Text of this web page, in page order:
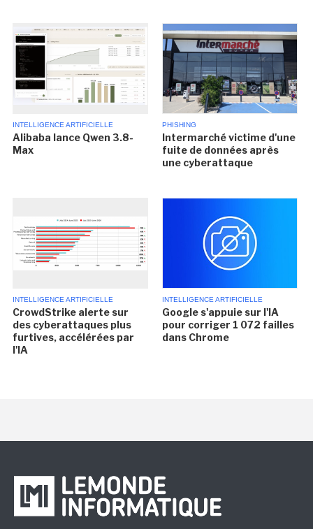
INTELLIGENCE ARTIFICIELLE
Alibaba lance Qwen 3.8-
Max
PHISHING
Intermarché victime d'une
fuite de données après
une cyberattaque
INTELLIGENCE ARTIFICIELLE
CrowdStrike alerte sur
des cyberattaques plus
furtives, accélérées par
l'IA
INTELLIGENCE ARTIFICIELLE
Google s'appuie sur l'IA
pour corriger 1 072 failles
dans Chrome